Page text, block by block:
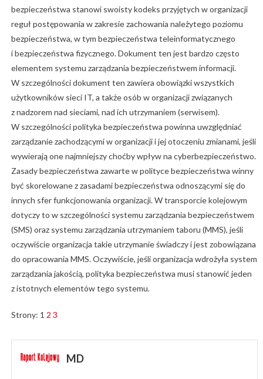
bezpieczeństwa stanowi swoisty kodeks przyjętych w organizacji
reguł postępowania w zakresie zachowania należytego poziomu
bezpieczeństwa, w tym bezpieczeństwa teleinformatycznego
i bezpieczeństwa fizycznego. Dokument ten jest bardzo często
elementem systemu zarządzania bezpieczeństwem informacji.
W szczególności dokument ten zawiera obowiązki wszystkich
użytkowników sieci IT, a także osób w organizacji związanych
z nadzorem nad sieciami, nad ich utrzymaniem (serwisem).
W szczególności polityka bezpieczeństwa powinna uwzględniać
zarządzanie zachodzącymi w organizacji i jej otoczeniu zmianami, jeśli
wywierają one najmniejszy choćby wpływ na cyberbezpieczeństwo.
Zasady bezpieczeństwa zawarte w polityce bezpieczeństwa winny
być skorelowane z zasadami bezpieczeństwa odnoszącymi się do
innych sfer funkcjonowania organizacji. W transporcie kolejowym
dotyczy to w szczególności systemu zarządzania bezpieczeństwem
(SMS) oraz systemu zarządzania utrzymaniem taboru (MMS), jeśli
oczywiście organizacja takie utrzymanie świadczy i jest zobowiązana
do opracowania MMS. Oczywiście, jeśli organizacja wdrożyła system
zarządzania jakością, polityka bezpieczeństwa musi stanowić jeden
z istotnych elementów tego systemu.
Strony: 1 2 3
MD